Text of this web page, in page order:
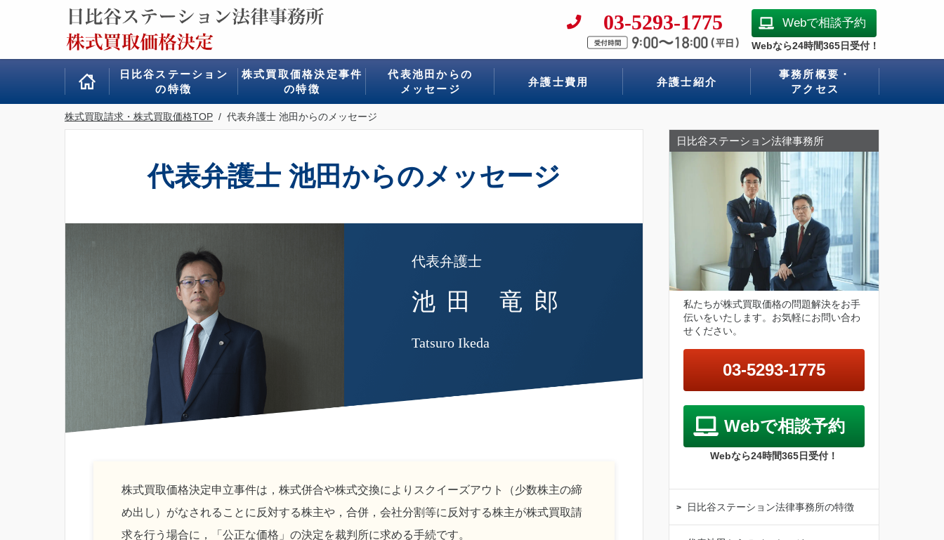
03-5293-1775 Webで相談予約
Webなら24時間365日受付！
日比谷ステーション
の特徴
株式買取価格決定事件
の特徴
代表池田からの
メッセージ
弁護士費用 弁護士紹介
事務所概要・
アクセス
株式買取請求・株式買取価格TOP / 代表弁護士 池田からのメッセージ
代表弁護士 池田からのメッセージ
代表弁護士
池田 竜郎
Tatsuro Ikeda
株式買取価格決定申立事件は，株式併合や株式交換によりスクイーズアウト（少数株主の締
め出し）がなされることに反対する株主や，合併，会社分割等に反対する株主が株式買取請
求を行う場合に，「公正な価格」の決定を裁判所に求める手続です。
日比谷ステーション法律事務所
私たちが株式買取価格の問題解決をお手
伝いをいたします。お気軽にお問い合わ
せください。
03-5293-1775
Webで相談予約
Webなら24時間365日受付！
日比谷ステーション法律事務所の特徴